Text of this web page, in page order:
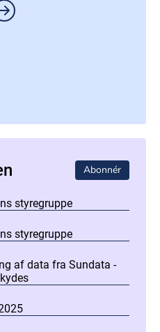
Abonnér
styregruppe
styregruppe
af data fra Sundata -